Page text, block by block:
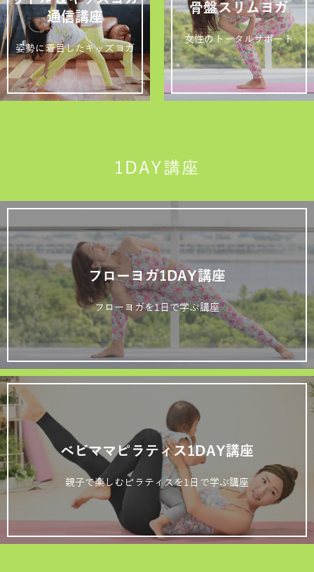
通信講座
姿勢に着目したキッズヨガ
骨盤スリムヨガ
女性のトータルサポート
1DAY講座
フローヨガ1DAY講座
フローヨガを1日で学ぶ講座
ベビママピラティス1DAY講座
親子で楽しむピラティスを1日で学ぶ講座